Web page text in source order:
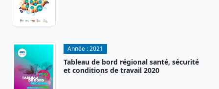
Année :2021
Tableau de bord régional santé, sécurité
et conditions de travail 2020